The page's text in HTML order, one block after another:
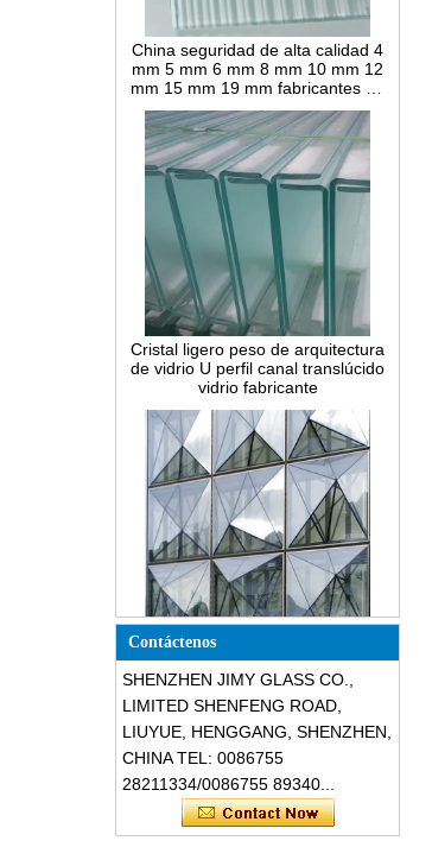
Posibles causas de defectos en
vidrio laminado y soluciones
¿Cómo realizar el doblado en
caliente, el doblado en frío o el
doblado por laminación de vidrio?
Diferencia entre vidrio reforzado
con calor y vidrio de seguridad
completamente templado
Diferencia entre vidrio laminado
PVB y vidrio laminado EVA
Diferencia entre vidrio PVB
laminado y SGP vidrio laminado
¿Qué es el cristal atado con
alambre?
Las soluciones de embalaje para
vidrio de construcción
China seguridad de alta calidad 4
mm 5 mm 6 mm 8 mm 10 mm 12
mm 15 mm 19 mm fabricantes de
vidrio acanalado la-wave estriado
templado claro templado
Cristal ligero peso de arquitectura
de vidrio U perfil canal translúcido
vidrio fabricante
Diseño especial triángulo forma
estructural insonorizadas
resistentes a inastillable fachadas
de vidrio
Contáctenos
SHENZHEN JIMY GLASS CO.,
LIMITED SHENFENG ROAD,
LIUYUE, HENGGANG, SHENZHEN,
CHINA TEL: 0086755
28211334/0086755 89340...